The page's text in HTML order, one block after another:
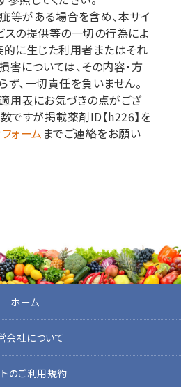
等がある場合を含め、本サイ
スの提供等の一切の行為によ
的に生じた利用者またはそれ
害については、その内容・方
、一切責任を負いません。
用表にお気づきの点がござ
ですが掲載薬剤ID【h226】を
ォーム までご連絡をお願い
ホーム
会社について
のご利用規約